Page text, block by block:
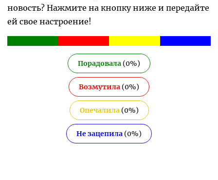
новость? Нажмите на кнопку ниже и передайте
ей свое настроение!
Порадовала (0%)
Возмутила (0%)
Опечалила(0%)
Не зацепила (0%)